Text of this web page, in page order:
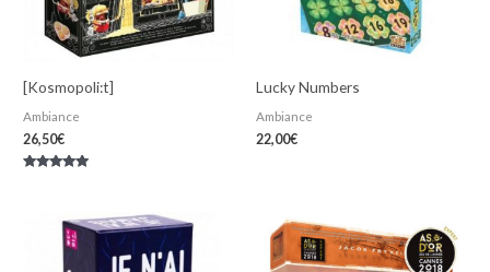
[Kosmopoli:t]
Ambiance
26,50€
Lucky Numbers
Ambiance
22,00€